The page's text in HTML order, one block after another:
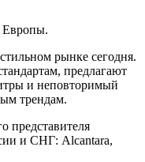
Европы.
рынке сегодня.
предлагают
и неповторимый
трендам.
представителя
и СНГ: Alcantara,